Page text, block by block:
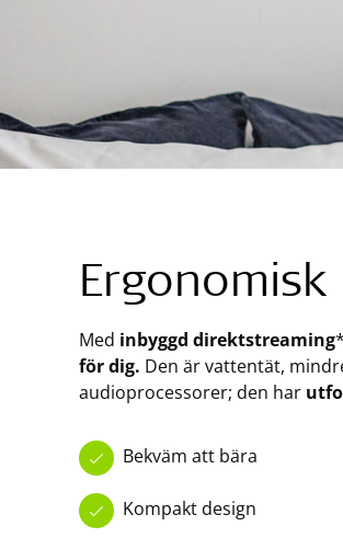
Ergonomisk
Med inbyggd direktstreaming
för dig. Den är vattentät,
audioprocessorer; den har
Bekväm att bära
Kompakt design